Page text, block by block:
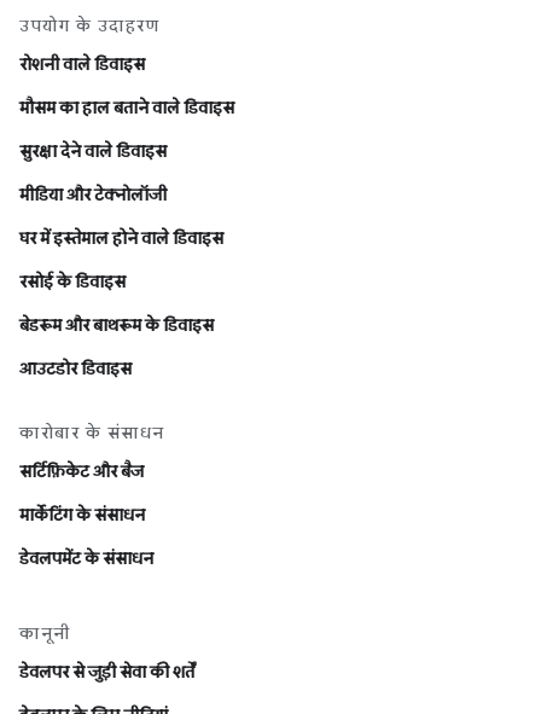
उपयोग के उदाहरण
रोशनी वाले डिवाइस
मौसम का हाल बताने वाले डिवाइस
सुरक्षा देने वाले डिवाइस
मीडिया और टेक्नोलॉजी
घर में इस्तेमाल होने वाले डिवाइस
रसोई के डिवाइस
बेडरूम और बाथरूम के डिवाइस
आउटडोर डिवाइस
कारोबार के संसाधन
सर्टिफ़िकेट और बैज
मार्केटिंग के संसाधन
डेवलपमेंट के संसाधन
कानूनी
डेवलपर से जुड़ी सेवा की शर्तें